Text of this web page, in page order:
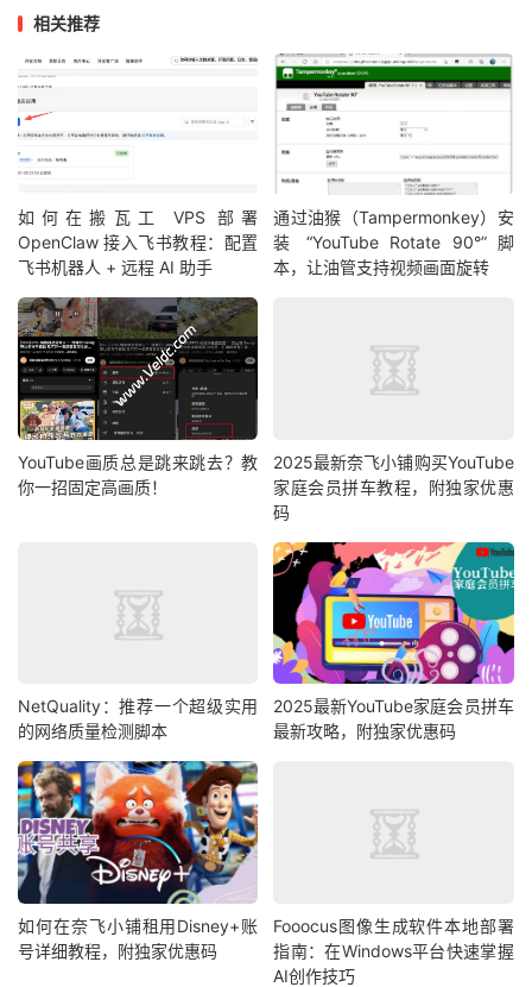
相关推荐
如何在搬瓦工 VPS 部署
OpenClaw 接入飞书教程：配置
飞书机器人 + 远程 AI 助手
通过油猴（Tampermonkey）安
装 “YouTube Rotate 90°” 脚
本，让油管支持视频画面旋转
YouTube画质总是跳来跳去？教
你一招固定高画质！
2025最新奈飞小铺购买YouTube
家庭会员拼车教程，附独家优惠
码
NetQuality：推荐一个超级实用
的网络质量检测脚本
2025最新YouTube家庭会员拼车
最新攻略，附独家优惠码
如何在奈飞小铺租用Disney+账
号详细教程，附独家优惠码
Fooocus图像生成软件本地部署
指南：在Windows平台快速掌握
AI创作技巧